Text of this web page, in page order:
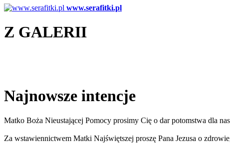
www.serafitki.pl
Z GALERII
Najnowsze intencje
Matko Boża Nieustającej Pomocy prosimy Cię o dar potomstwa dla
Za wstawiennictwem Matki Najświętszej proszę Pana Jezusa o